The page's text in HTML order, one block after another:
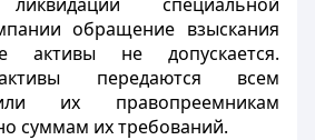
обращение взыскания
активы не допускается.
передаются всем
их правопреемникам
суммам их требований.